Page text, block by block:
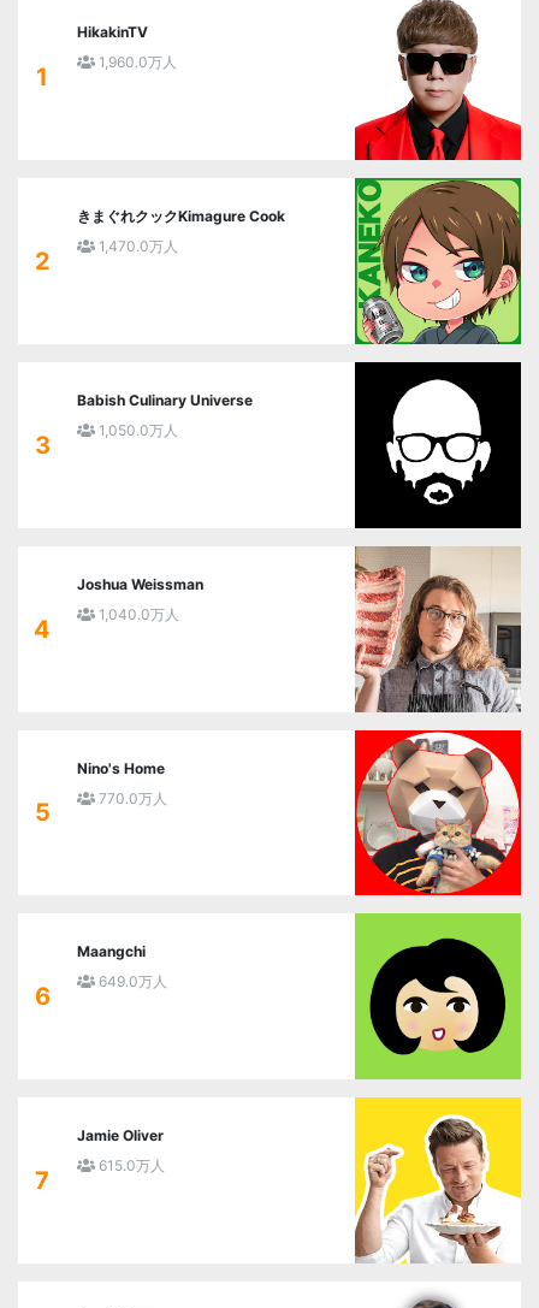
1
HikakinTV
1,960.0万人
2
きまぐれクックKimagure Cook
1,470.0万人
3
Babish Culinary Universe
1,050.0万人
4
Joshua Weissman
1,040.0万人
5
Nino's Home
770.0万人
6
Maangchi
649.0万人
7
Jamie Oliver
615.0万人